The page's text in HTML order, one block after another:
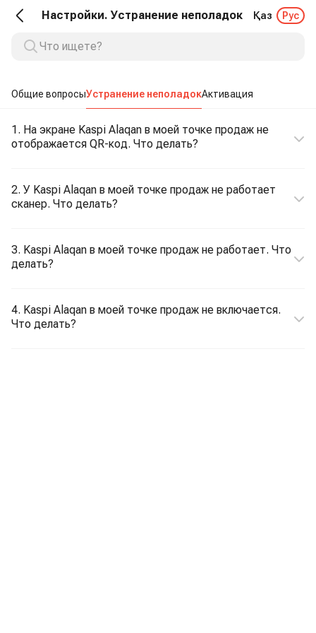
Настройки. Устранение неполадок Қаз Рус
Общие вопросыУстранение неполадокАктивация
1. На экране Kaspi Alaqan в моей точке продаж не
отображается QR-код. Что делать?
2. У Kaspi Alaqan в моей точке продаж не работает
сканер. Что делать?
3. Kaspi Alaqan в моей точке продаж не работает. Что
делать?
4. Kaspi Alaqan в моей точке продаж не включается.
Что делать?